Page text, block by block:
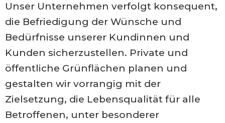
Unser Unternehmen verfolgt konsequent,
die Befriedigung der Wünsche und
Bedürfnisse unserer Kundinnen und
Kunden sicherzustellen. Private und
öffentliche Grünflächen planen und
gestalten wir vorrangig mit der
Zielsetzung, die Lebensqualität für alle
Betroffenen, unter besonderer